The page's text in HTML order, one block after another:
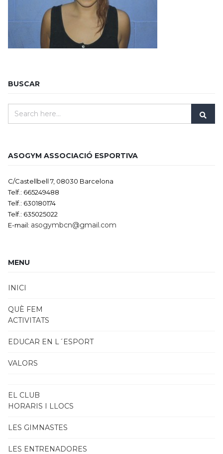
BUSCAR
ASOGYM ASSOCIACIÓ ESPORTIVA
C/Castellbell 7, 08030 Barcelona
Telf.: 665249488
Telf.: 630180174
Telf.: 635025022
E-mail: asogymbcn@gmail.com
MENU
INICI
QUÈ FEM
ACTIVITATS
EDUCAR EN L´ESPORT
VALORS
EL CLUB
HORARIS I LLOCS
LES GIMNASTES
LES ENTRENADORES